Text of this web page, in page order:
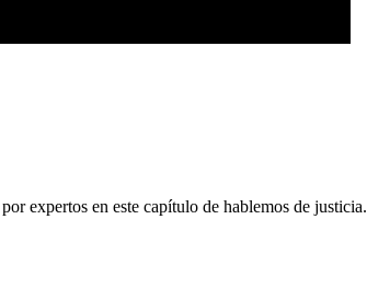
expertos en este capítulo de hablemos de justicia.